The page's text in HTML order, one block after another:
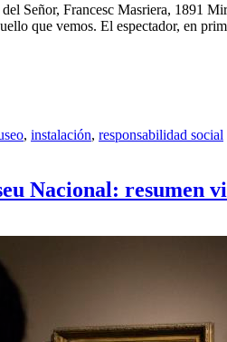
Señor, Francesc Masriera, 1891
que vemos. El espectador, en
, instalación, responsabilidad social
Nacional: resumen